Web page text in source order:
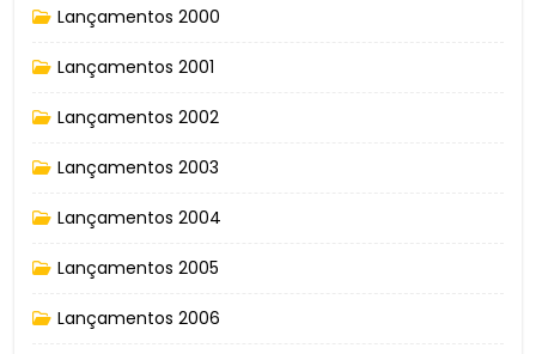
Lançamentos 2000
Lançamentos 2001
Lançamentos 2002
Lançamentos 2003
Lançamentos 2004
Lançamentos 2005
Lançamentos 2006